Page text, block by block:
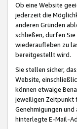
Ob eine Website
jederzeit die
anderen Gründen
schließen, dürfen
wiederaufleben zu
bereitgestellt wird.
Sie stellen sicher,
Website,
können etwaige
jeweiligen Zeitpunkt
Genehmigungen
hinterlegte E-Mail-